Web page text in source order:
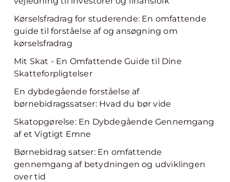
Kørselsfradrag for studerende: En omfattende
guide til forståelse af og ansøgning om
kørselsfradrag
Mit Skat - En Omfattende Guide til Dine
Skatteforpligtelser
En dybdegående forståelse af
børnebidragssatser: Hvad du bør vide
Skatopgørelse: En Dybdegående Gennemgang
af et Vigtigt Emne
Børnebidrag satser: En omfattende
gennemgang af betydningen og udviklingen
over tid